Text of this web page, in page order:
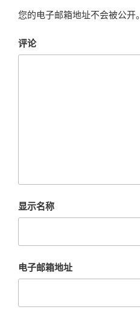
您的电子邮箱地址不会被公开。
评论
显示名称
电子邮箱地址